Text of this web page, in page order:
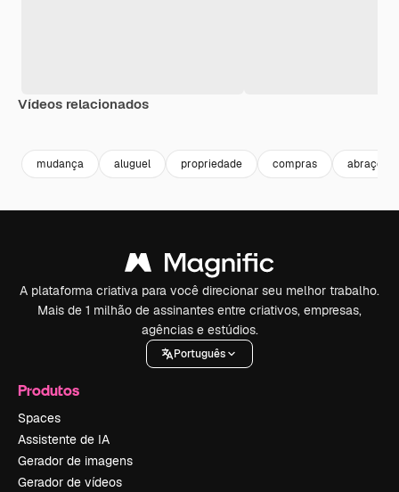
Vídeos relacionados
mudança aluguel propriedade compras abraço
A plataforma criativa para você direcionar seu melhor trabalho.
Mais de 1 milhão de assinantes entre criativos, empresas,
agências e estúdios.
Português
Produtos
Spaces
Assistente de IA
Gerador de imagens
Gerador de vídeos